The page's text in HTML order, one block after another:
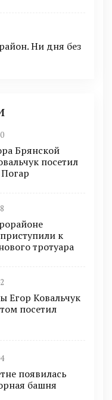
Ни дня без
Брянской
посетил
к
тротуара
Егор Ковальчук
посетил
появилась
башня